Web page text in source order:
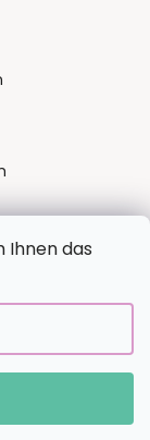
Ihnen das
FV STUDIO